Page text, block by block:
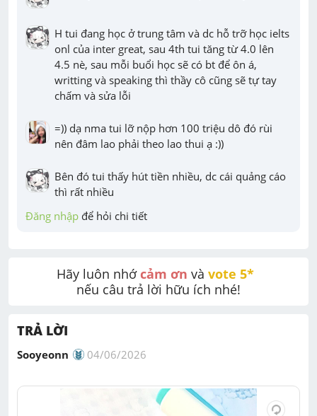
H tui đang học ở trung tâm và dc hỗ trỡ học ielts
onl của inter great, sau 4th tui tăng từ 4.0 lên
4.5 nè, sau mỗi buổi học sẽ có bt để ôn á,
writting và speaking thì thầy cô cũng sẽ tự tay
chấm và sửa lỗi
=)) dạ nma tui lỡ nộp hơn 100 triệu dô đó rùi
nên đâm lao phải theo lao thui ạ :))
Bên đó tui thấy hút tiền nhiều, dc cái quảng cáo
thì rất nhiều
Đăng nhập để hỏi chi tiết
Hãy luôn nhớ cảm ơn và vote 5*
nếu câu trả lời hữu ích nhé!
TRẢ LỜI
Sooyeonn 04/06/2026